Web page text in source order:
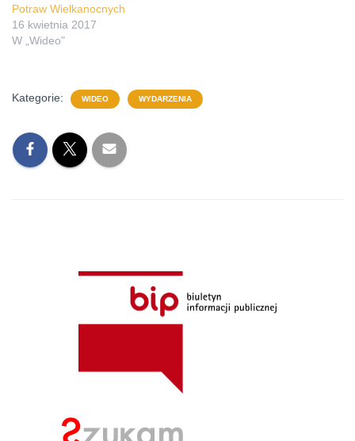
Potraw Wielkanocnych
16 kwietnia 2017
W „Wideo"
Kategorie: WIDEO WYDARZENIA